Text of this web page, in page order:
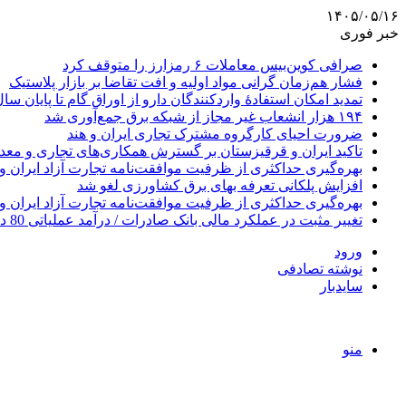
۱۴۰۵/۰۵/۱۶
خبر فوری
صرافی کوین‌بیس معاملات ۶ رمزارز را متوقف کرد
فشار هم‌زمان گرانی مواد اولیه و افت تقاضا بر بازار پلاستیک
تمدید امکان استفادۀ واردکنندگان دارو از اوراق گام تا پایان
۱۹۴ هزار انشعاب غیر مجاز از شبکه برق جمع‌آوری شد
ضرورت احیای کارگروه مشترک تجاری ایران و هند
تاکید ایران و قرقیزستان بر گسترش همکاری‌های تجاری و
بهره‌گیری حداکثری از ظرفیت موافقت‌نامه تجارت آزاد ایران
افزایش پلکانی تعرفه بهای برق کشاورزی لغو شد
بهره‌گیری حداکثری از ظرفیت موافقت‌نامه تجارت آزاد ایران
تغییر مثبت در عملکرد مالی بانک صادرات / درآمد عملیاتی 80 درصد رشد کرد
ورود
نوشته تصادفی
سایدبار
منو